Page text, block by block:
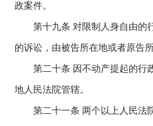
政案件。
第十九条 对限制人身自由的
的诉讼，由被告所在地或者原告
第二十条 因不动产提起的行
地人民法院管辖。
第二十一条 两个以上人民法